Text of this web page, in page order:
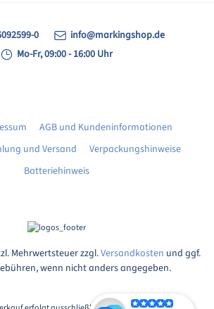
0
info@markingshop.de
Mo-Fr, 09:00 - 16:00 Uhr
AGB und Kundeninformationen
und Versand
Verpackungshinweise
Batteriehinweis
Mehrwertsteuer zzgl.Versandkosten und ggf.
wenn nicht anders angegeben.